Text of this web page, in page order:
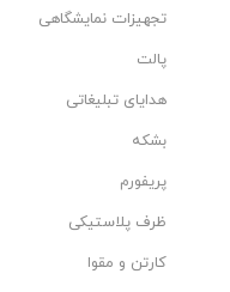
تجهیزات نمایشگاهی
پالت
هدایای تبلیغاتی
بشکه
پریفورم
ظرف پلاستیکی
کارتن و مقوا